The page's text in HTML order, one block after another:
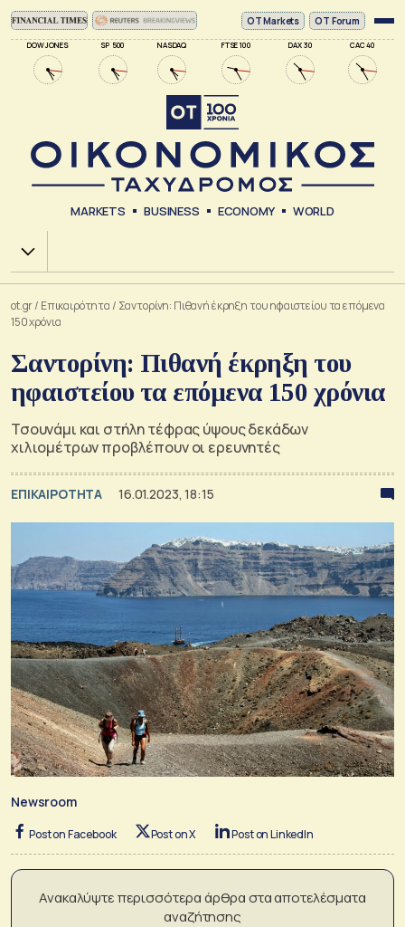
DOW JONES SP 500 NASDAQ FTSE 100 DAX 30 CAC 40
ΟΤ Markets OT Forum
MARKETS BUSINESS ECONOMY WORLD
Χ.Α.
ot.gr/ Επικαιρότητα / Σαντορίνη: Πιθανή έκρηξη του ηφαιστείου τα επόμενα
150 χρόνια
Σαντορίνη: Πιθανή έκρηξη του
ηφαιστείου τα επόμενα 150 χρόνια
Τσουνάμι και στήλη τέφρας ύψους δεκάδων
χιλιομέτρων προβλέπουν οι ερευνητές
ΕΠΙΚΑΙΡΟΤΗΤΑ 16.01.2023, 18:15
Newsroom
Post on Facebook Post on X Post on LinkedIn
Ανακαλύψτε περισσότερα άρθρα στα αποτελέσματα
αναζήτησης